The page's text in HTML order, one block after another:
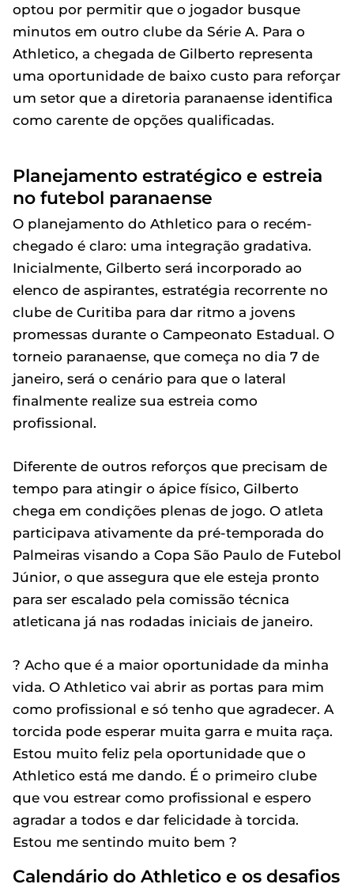
optou por permitir que o jogador busque
minutos em outro clube da Série A. Para o
Athletico, a chegada de Gilberto representa
uma oportunidade de baixo custo para reforçar
um setor que a diretoria paranaense identifica
como carente de opções qualificadas.
Planejamento estratégico e estreia
no futebol paranaense
O planejamento do Athletico para o recém-
chegado é claro: uma integração gradativa.
Inicialmente, Gilberto será incorporado ao
elenco de aspirantes, estratégia recorrente no
clube de Curitiba para dar ritmo a jovens
promessas durante o Campeonato Estadual. O
torneio paranaense, que começa no dia 7 de
janeiro, será o cenário para que o lateral
finalmente realize sua estreia como
profissional.
Diferente de outros reforços que precisam de
tempo para atingir o ápice físico, Gilberto
chega em condições plenas de jogo. O atleta
participava ativamente da pré-temporada do
Palmeiras visando a Copa São Paulo de Futebol
Júnior, o que assegura que ele esteja pronto
para ser escalado pela comissão técnica
atleticana já nas rodadas iniciais de janeiro.
? Acho que é a maior oportunidade da minha
vida. O Athletico vai abrir as portas para mim
como profissional e só tenho que agradecer. A
torcida pode esperar muita garra e muita raça.
Estou muito feliz pela oportunidade que o
Athletico está me dando. É o primeiro clube
que vou estrear como profissional e espero
agradar a todos e dar felicidade à torcida.
Estou me sentindo muito bem ?
Calendário do Athletico e os desafios